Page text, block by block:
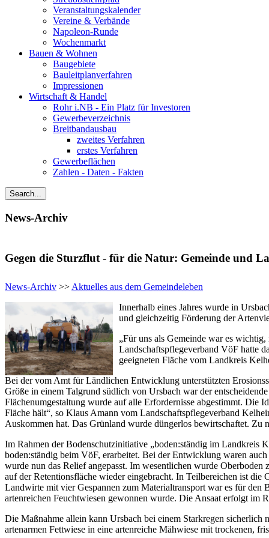
Veranstaltungskalender
Vereine & Verbände
Napoleon-Runde
Wochenmarkt
Bauen & Wohnen
Baugebiete
Bauleitplanverfahren
Impressionen
Wirtschaft & Handel
Rohr i.NB - Ein Platz für Investoren
Gewerbeverzeichnis
Breitbandausbau
zweites Verfahren
erstes Verfahren
Gewerbeflächen
Zahlen - Daten - Fakten
News-Archiv
Gegen die Sturzflut - für die Natur: Gemeinde und
News-Archiv >> Aktuelles aus dem Gemeindeleben
Innerhalb eines Jahres wurde in
und gleichzeitig Förderung der
„Für uns als Gemeinde war es
Landschaftspflegeverband VöF hatte
geeigneten Fläche vom Landkreis
Bei der vom Amt für Ländlichen Entwicklung unterstützten
Größe in einem Talgrund südlich von Ursbach war der
Flächenumgestaltung wurde auf alle Erfordernisse abgestimmt. Die
Fläche hält“, so Klaus Amann vom Landschaftspflegeverband
Auskommen hat. Das Grünland wurde düngerlos bewirtschaftet. Zu
Im Rahmen der Bodenschutzinitiative „boden:ständig im Landkreis
boden:ständig beim VöF, erarbeitet. Bei der Entwicklung waren
wurde nun das Relief angepasst. Im wesentlichen wurde
auf der Retentionsfläche wieder eingebracht. In Teilbereichen ist
Landwirte mit vier Gespannen zum Materialtransport war es für den
artenreichen Feuchtwiesen gewonnen wurde. Die Ansaat erfolgt im
Die Maßnahme allein kann Ursbach bei einem Starkregen
artenarmen Fettwiese in eine artenreiche Mähwiese mit trockenen,